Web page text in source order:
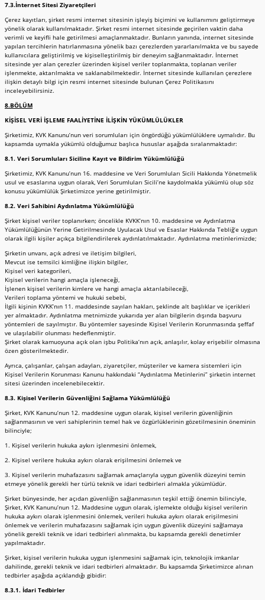
7.3.İnternet Sitesi Ziyaretçileri
Çerez kayıtları, şirket resmi internet sitesinin işleyiş biçimini ve kullanımını geliştirmeye
yönelik olarak kullanılmaktadır. Şirket resmi internet sitesinde geçirilen vaktin daha
verimli ve keyifli hale getirilmesi amaçlanmaktadır. Bunların yanında, internet sitesinde
yapılan tercihlerin hatırlanmasına yönelik bazı çerezlerden yararlanılmakta ve bu sayede
kullanıcılara geliştirilmiş ve kişiselleştirilmiş bir deneyim sağlanmaktadır. İnternet
sitesinde yer alan çerezler üzerinden kişisel veriler toplanmakta, toplanan veriler
işlenmekte, aktarılmakta ve saklanabilmektedir. İnternet sitesinde kullanılan çerezlere
ilişkin detaylı bilgi için resmi internet sitesinde bulunan Çerez Politikasını
inceleyebilirsiniz.
8.BÖLÜM
KİŞİSEL VERİ İŞLEME FAALİYETİNE İLİŞKİN YÜKÜMLÜLÜKLER
Şirketimiz, KVK Kanunu’nun veri sorumluları için öngördüğü yükümlülüklere uymalıdır. Bu
kapsamda uymakla yükümlü olduğumuz başlıca hususlar aşağıda sıralanmaktadır:
8.1. Veri Sorumluları Siciline Kayıt ve Bildirim Yükümlülüğü
Şirketimiz, KVK Kanunu’nun 16. maddesine ve Veri Sorumluları Sicili Hakkında Yönetmelik
usul ve esaslarına uygun olarak, Veri Sorumluları Sicili’ne kaydolmakla yükümlü olup söz
konusu yükümlülük Şirketimizce yerine getirilmiştir.
8.2. Veri Sahibini Aydınlatma Yükümlülüğü
Şirket kişisel veriler toplanırken; öncelikle KVKK’nın 10. maddesine ve Aydınlatma
Yükümlülüğünün Yerine Getirilmesinde Uyulacak Usul ve Esaslar Hakkında Tebliğ’e uygun
olarak ilgili kişiler açıkça bilgilendirilerek aydınlatılmaktadır. Aydınlatma metinlerimizde;
Şirketin unvanı, açık adresi ve iletişim bilgileri,
Mevcut ise temsilci kimliğine ilişkin bilgiler,
Kişisel veri kategorileri,
Kişisel verilerin hangi amaçla işleneceği,
İşlenen kişisel verilerin kimlere ve hangi amaçla aktarılabileceği,
Verileri toplama yöntemi ve hukuki sebebi,
İlgili kişinin KVKK’nın 11. maddesinde sayılan hakları, şeklinde alt başlıklar ve içerikleri
yer almaktadır. Aydınlatma metnimizde yukarıda yer alan bilgilerin dışında başvuru
yöntemleri de sayılmıştır. Bu yöntemler sayesinde Kişisel Verilerin Korunmasında şeffaf
ve ulaşılabilir olunması hedeflenmiştir.
Şirket olarak kamuoyuna açık olan işbu Politika’nın açık, anlaşılır, kolay erişebilir olmasına
özen gösterilmektedir.
Ayrıca, çalışanlar, çalışan adayları, ziyaretçiler, müşteriler ve kamera sistemleri için
Kişisel Verilerin Korunması Kanunu hakkındaki “Aydınlatma Metinlerini” şirketin internet
sitesi üzerinden incelenebilecektir.
8.3. Kişisel Verilerin Güvenliğini Sağlama Yükümlülüğü
Şirket, KVK Kanunu’nun 12. maddesine uygun olarak, kişisel verilerin güvenliğinin
sağlanmasının ve veri sahiplerinin temel hak ve özgürlüklerinin gözetilmesinin öneminin
bilinciyle;
1. Kişisel verilerin hukuka aykırı işlenmesini önlemek,
2. Kişisel verilere hukuka aykırı olarak erişilmesini önlemek ve
3. Kişisel verilerin muhafazasını sağlamak amaçlarıyla uygun güvenlik düzeyini temin
etmeye yönelik gerekli her türlü teknik ve idari tedbirleri almakla yükümlüdür.
Şirket bünyesinde, her açıdan güvenliğin sağlanmasının teşkil ettiği önemin bilinciyle,
Şirket, KVK Kanunu’nun 12. Maddesine uygun olarak, işlemekte olduğu kişisel verilerin
hukuka aykırı olarak işlenmesini önlemek, verileri hukuka aykırı olarak erişilmesini
önlemek ve verilerin muhafazasını sağlamak için uygun güvenlik düzeyini sağlamaya
yönelik gerekli teknik ve idari tedbirleri alınmakta, bu kapsamda gerekli denetimler
yapılmaktadır.
Şirket, kişisel verilerin hukuka uygun işlenmesini sağlamak için, teknolojik imkanlar
dahilinde, gerekli teknik ve idari tedbirleri almaktadır. Bu kapsamda Şirketimizce alınan
tedbirler aşağıda açıklandığı gibidir:
8.3.1. İdari Tedbirler